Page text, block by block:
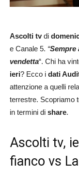
Ascolti tvdi
e Canale 5. “Sempre
vendetta“. Chi ha
ieri? Ecco i dati
attenzione a quelli
terrestre. Scopriamo
in termini di share.
Ascolti tv,
fianco vs